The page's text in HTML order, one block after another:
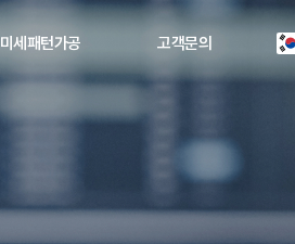
미세패턴가공 고객문의